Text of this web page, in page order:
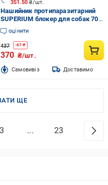
351.50₴/шт.
Нашийник протипаразитарний
SUPERIUM блокер для собак 70
см
оцінити
437 -67 ₴
370 ₴/шт.
Cамовивіз Доставимо
ЩЕ
3 ... 23